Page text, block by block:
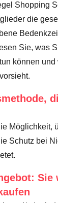
Shopping
die
Sie, was
können
.
Möglichkeit,
Schutz bei
Sie